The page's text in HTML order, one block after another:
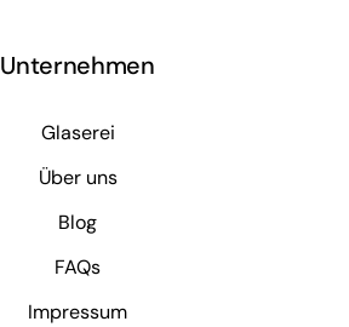
Unternehmen
Glaserei
Über uns
Blog
FAQs
Impressum